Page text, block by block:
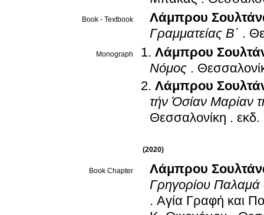
Book - Textbook
Λάμπρου
Γραμματείας Β΄ .
Monograph
Λάμπρου
Νόμος .
Λάμπρου
τήν Ὁσίαν Μαρίαν
Θεσσαλονίκη .
(2020)
Book Chapter
Λάμπρου
Γρηγορίου Παλαμά
. Αγία Γραφή και